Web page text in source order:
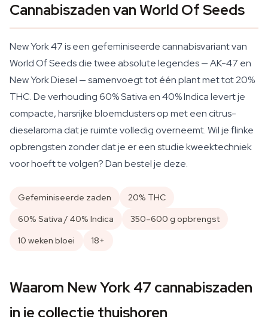
Cannabiszaden van World Of Seeds
New York 47 is een gefeminiseerde cannabisvariant van
World Of Seeds die twee absolute legendes — AK-47 en
New York Diesel — samenvoegt tot één plant met tot 20%
THC. De verhouding 60% Sativa en 40% Indica levert je
compacte, harsrijke bloemclusters op met een citrus-
dieselaroma dat je ruimte volledig overneemt. Wil je flinke
opbrengsten zonder dat je er een studie kweektechniek
voor hoeft te volgen? Dan bestel je deze.
Gefeminiseerde zaden
20% THC
60% Sativa / 40% Indica
350–600 g opbrengst
10 weken bloei
18+
Waarom New York 47 cannabiszaden
in je collectie thuishoren